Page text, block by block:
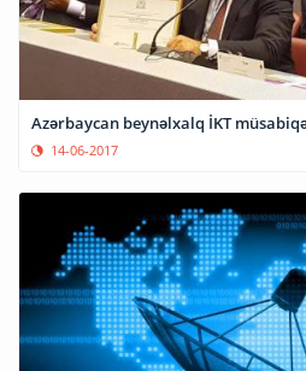
Azərbaycan beynəlxalq İKT
14-06-2017